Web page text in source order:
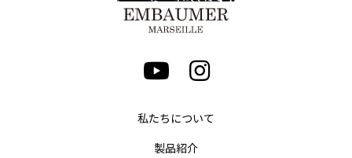
私たちについて
製品紹介